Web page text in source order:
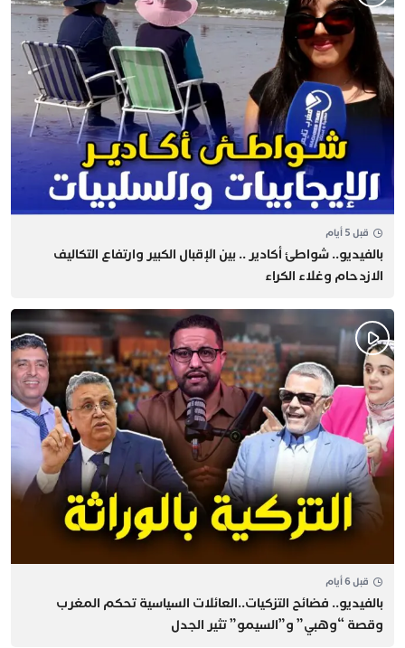
قبل 5 أيام
بالفيديو.. شواطئ أكادير .. بين الإقبال الكبير وارتفاع التكاليف
الازدحام وغلاء الكراء
قبل 6 أيام
بالفيديو.. فضائح التزكيات..العائلات السياسية تحكم المغرب
وقصة “وهبي” و”السيمو” تثير الجدل